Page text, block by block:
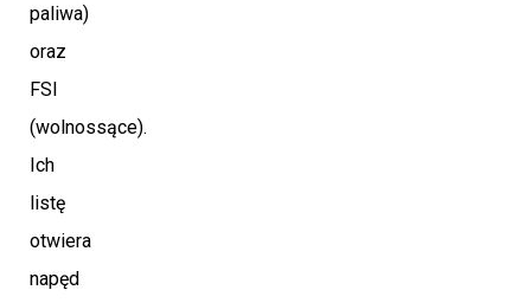
paliwa)
oraz
FSI
(wolnossące).
Ich
listę
otwiera
napęd